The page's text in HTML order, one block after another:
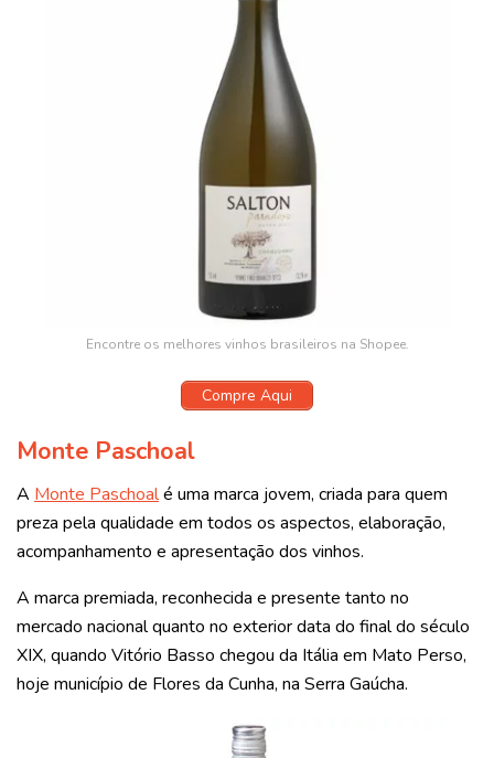
Encontre os melhores vinhos brasileiros na Shopee.
Compre Aqui
Monte Paschoal
A Monte Paschoalé uma marca jovem, criada para quem
preza pela qualidade em todos os aspectos, elaboração,
acompanhamento e apresentação dos vinhos.
A marca premiada, reconhecida e presente tanto no
mercado nacional quanto no exterior data do final do século
XIX, quando Vitório Basso chegou da Itália em Mato Perso,
hoje município de Flores da Cunha, na Serra Gaúcha.